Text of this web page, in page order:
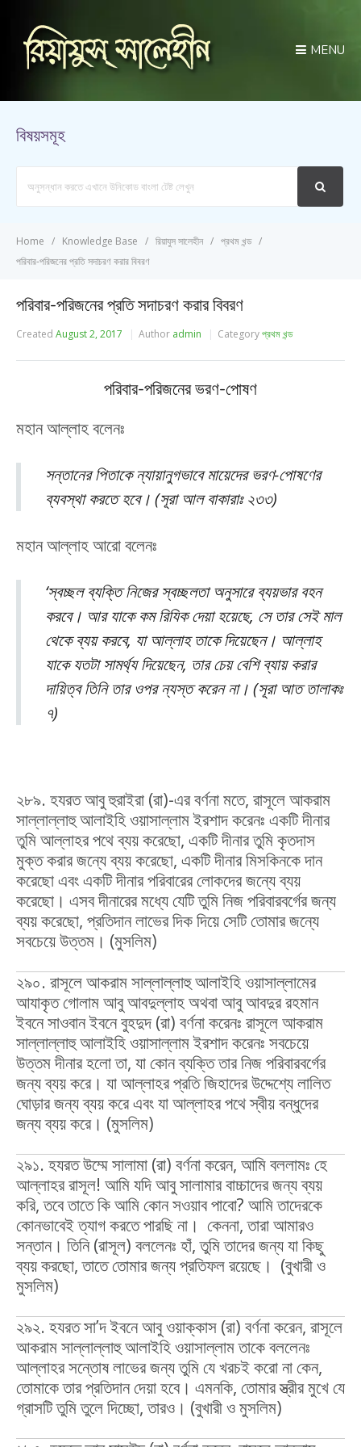
MENU
বিষয়সমূহ
Home Knowledge Base রিয়াযুস সালেহীন
প্রথম খন্ড
পরিবার-পরিজনের প্রতি সদাচরণ করার বিবরণ
পরিবার-পরিজনের প্রতি সদাচরণ করার বিবরণ
Created August 2, 2017 Author admin Categoryপ্রথম খন্ড
পরিবার-পরিজনের ভরণ-পোষণ
মহান আল্লাহ বলেনঃ
সন্তানের পিতাকে ন্যায়ানুগভাবে মায়েদের ভরণ-পোষণের
ব্যবস্থা করতে হবে। (সূরা আল বাকারাঃ ২৩৩)
মহান আল্লাহ আরো বলেনঃ
‘স্বচ্ছল ব্যক্তি নিজের স্বচ্ছলতা অনুসারে ব্যয়ভার বহন
করবে। আর যাকে কম রিযিক দেয়া হয়েছে, সে তার সেই মাল
থেকে ব্যয় করবে, যা আল্লাহ তাকে দিয়েছেন। আল্লাহ
যাকে যতটা সামর্থ্য দিয়েছেন, তার চেয় বেশি ব্যায় করার
দায়িত্ব তিনি তার ওপর ন্যস্ত করেন না। (সূরা আত তালাকঃ
৭)
২৮৯. হযরত আবু হুরাইরা (রা)-এর বর্ণনা মতে, রাসূলে আকরাম
সাল্লাল্লাহু আলাইহি ওয়াসাল্লাম ইরশাদ করেনঃ একটি দীনার
তুমি আল্লাহর পথে ব্যয় করেছো, একটি দীনার তুমি কৃতদাস
মুক্ত করার জন্যে ব্যয় করেছো, একটি দীনার মিসকিনকে দান
করেছো এবং একটি দীনার পরিবারের লোকদের জন্যে ব্যয়
করেছো। এসব দীনারের মধ্যে যেটি তুমি নিজ পরিবারবর্গের জন্য
ব্যয় করেছো, প্রতিদান লাভের দিক দিয়ে সেটি তোমার জন্যে
সবচেয়ে উত্তম। (মুসলিম)
২৯০. রাসূলে আকরাম সাল্লাল্লাহু আলাইহি ওয়াসাল্লামের
আযাকৃত গোলাম আবু আবদুল্লাহ অথবা আবু আবদুর রহমান
ইবনে সাওবান ইবনে বুহদুদ (রা) বর্ণনা করেনঃ রাসূলে আকরাম
সাল্লাল্লাহু আলাইহি ওয়াসাল্লাম ইরশাদ করেনঃ সবচেয়ে
উত্তম দীনার হলো তা, যা কোন ব্যক্তি তার নিজ পরিবারবর্গের
জন্য ব্যয় করে। যা আল্লাহর প্রতি জিহাদের উদ্দেশ্যে লালিত
ঘোড়ার জন্য ব্যয় করে এবং যা আল্লাহর পথে স্বীয় বন্ধুদের
জন্য ব্যয় করে। (মুসলিম)
২৯১. হযরত উম্মে সালামা (রা) বর্ণনা করেন, আমি বললামঃ হে
আল্লাহর রাসূল! আমি যদি আবু সালামার বাচ্চাদের জন্য ব্যয়
করি, তবে তাতে কি আমি কোন সওয়াব পাবো? আমি তাদেরকে
কোনভাবেই ত্যাগ করতে পারছি না। কেননা, তারা আমারও
সন্তান। তিনি (রাসূল) বললেনঃ হাঁ, তুমি তাদের জন্য যা কিছু
ব্যয় করছো, তাতে তোমার জন্য প্রতিফল রয়েছে। (বুখারী ও
মুসলিম)
২৯২. হযরত সা’দ ইবনে আবু ওয়াক্কাস (রা) বর্ণনা করেন, রাসূলে
আকরাম সাল্লাল্লাহু আলাইহি ওয়াসাল্লাম তাকে বললেনঃ
আল্লাহর সন্তোষ লাভের জন্য তুমি যে খরচই করো না কেন,
তোমাকে তার প্রতিদান দেয়া হবে। এমনকি, তোমার স্ত্রীর মুখে যে
গ্রাসটি তুমি তুলে দিচ্ছো, তারও। (বুখারী ও মুসলিম)